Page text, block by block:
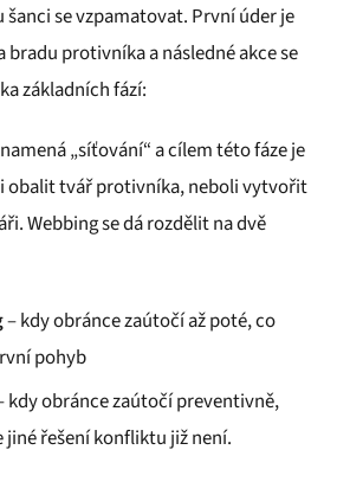
se vzpamatovat. První úder je
protivníka a následné akce se
základních fází:
„síťování“ a cílem této fáze je
obalit tvář protivníka, neboli vytvořit
Webbing se dá rozdělit na dvě
– kdy obránce zaútočí až poté, co
pohyb
kdy obránce zaútočí preventivně,
jiné řešení konfliktu již není.